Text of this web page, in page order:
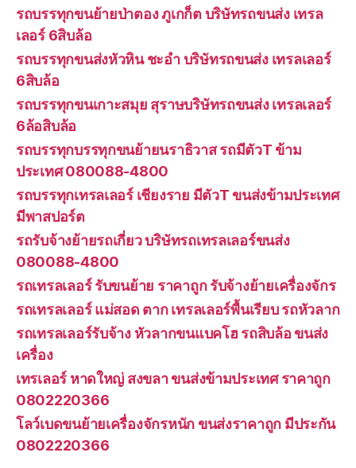
รถบรรทุกขนย้ายป่าตอง ภูเกก็ต บริษัทรถขนส่ง เทรล
เลอร์ 6สิบล้อ
รถบรรทุกขนส่งหัวหิน ชะอำ บริษัทรถขนส่ง เทรลเลอร์
6สิบล้อ
รถบรรทุกขนเกาะสมุย สุราษบริษัทรถขนส่ง เทรลเลอร์
6ล้อสิบล้อ
รถบรรทุกบรรทุกขนย้ายนราธิวาส รถมีตัวT ข้าม
ประเทศ 080088-4800
รถบรรทุกเทรลเลอร์ เชียงราย มีตัวT ขนส่งข้ามประเทศ
มีพาสปอร์ต
รถรับจ้างย้ายรถเกี่ยว บริษัทรถเทรลเลอร์ขนส่ง
080088-4800
รถเทรลเลอร์ รับขนย้าย ราคาถูก รับจ้างย้ายเครื่องจักร
รถเทรลเลอร์ แม่สอด ตาก เทรลเลอร์พื้นเรียบ รถหัวลาก
รถเทรลเลอร์รับจ้าง หัวลากขนแบคโฮ รถสิบล้อ ขนส่ง
เครื่อง
เทรเลอร์ หาดใหญ่ สงขลา ขนส่งข้ามประเทศ ราคาถูก
0802220366
โลว์เบดขนย้ายเครื่องจักรหนัก ขนส่งราคาถูก มีประกัน
0802220366